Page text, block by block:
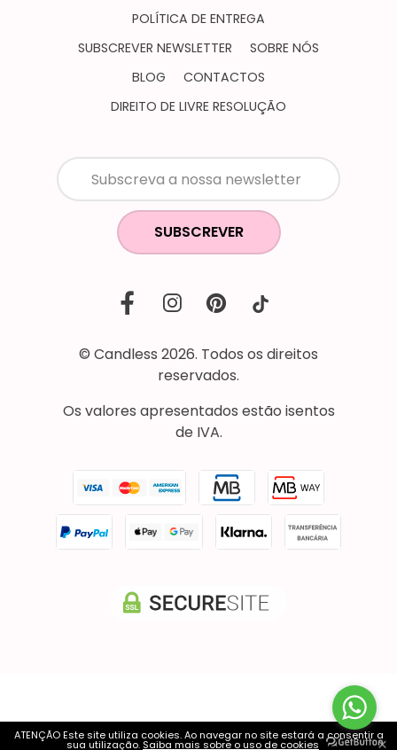
POLÍTICA DE ENTREGA
SUBSCREVER NEWSLETTER
SOBRE NÓS
BLOG
CONTACTOS
DIREITO DE LIVRE RESOLUÇÃO
SUBSCREVER
© Candless 2026. Todos os direitos
reservados.
Os valores apresentados estão isentos
de IVA.
ATENÇÃO Este site utiliza cookies. Ao navegar no site estará a consentir a
sua utilização. Saiba mais sobre o uso de cookies ×